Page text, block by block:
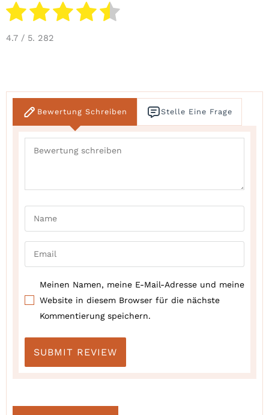
4.7 / 5. 282
Bewertung Schreiben Stelle Eine Frage
Meinen Namen, meine E-Mail-Adresse und meine
Website in diesem Browser für die nächste
Kommentierung speichern.